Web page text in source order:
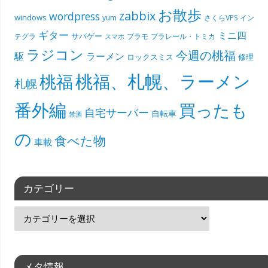
windows wordpress yum zabbix お散歩 さくらVPS イン
テグラ ギター サバゲー スマホ プラモ プラレール・トミカ ミニ四
駆 ラジコン ラーメン ロックスミス 今週の桃福 修理
札幌桃福桃福、札幌、ラーメン
番外編 禁酒 自宅サーバー 自転車 買ったも
の 車載 食べた物
カテゴリー